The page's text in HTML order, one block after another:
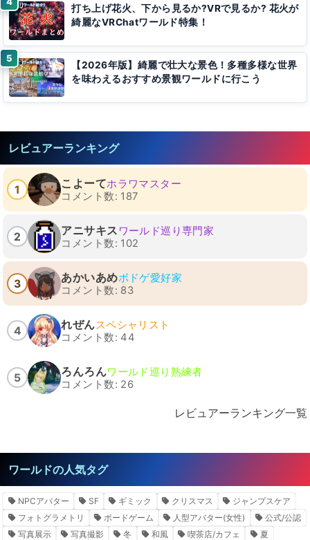
打ち上げ花火、下から見るか?VRで見るか? 花火が
綺麗なVRChatワールド特集！
【2026年版】綺麗で壮大な景色！多種多様な世界
を味わえるおすすめ景観ワールドに行こう
レビュアーランキング
1 こよーてホラワマスター
コメント数: 187
2 アニサキス ワールド巡り専門家
コメント数: 102
3 あかいあめボドゲ愛好家
コメント数: 83
4 れぜんスペシャリスト
コメント数: 44
5 ろんろんワールド巡り熟練者
コメント数: 26
レビュアーランキング一覧
ワールドの人気タグ
NPCアバター SF ギミック クリスマス
ジャンプスケア
フォトグラメトリ
ボードゲーム 人型アバター(女性)
公式/公認
写真展示
写真撮影 冬 和風 喫茶店/カフェ
夏